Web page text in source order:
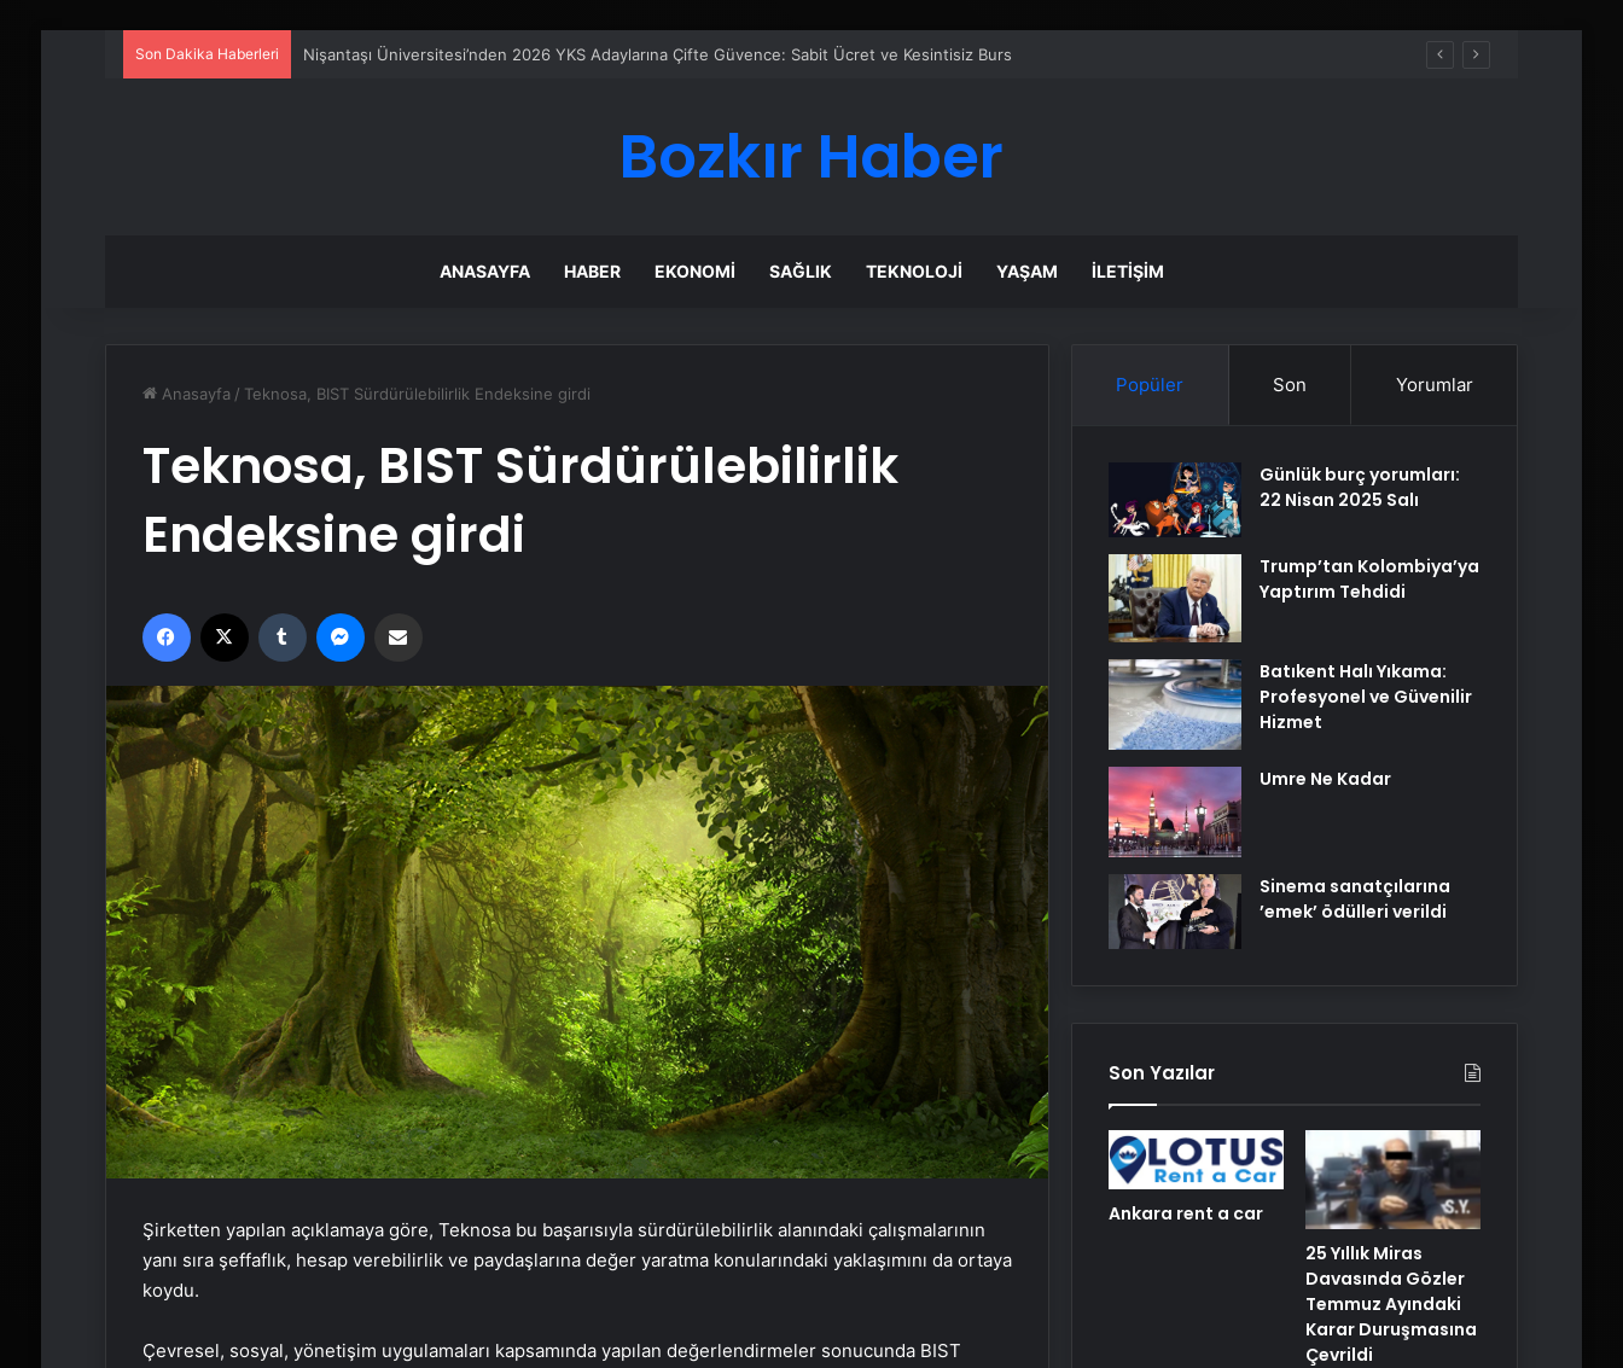
Son Dakika Haberleri Ankara rent a car
Bozkır Haber
ANASAYFA HABER EKONOMI SAĞLIK TEKNOLOJI YAŞAM İLETIŞIM
Anasayfa / Teknosa, BIST Sürdürülebilirlik Endeksine girdi
Teknosa, BIST Sürdürülebilirlik
Endeksine girdi
Facebook Tumblr
Şirketten yapılan açıklamaya göre, Teknosa bu başarısıyla sürdürülebilirlik alanındaki çalışmalarının
yanı sıra şeffaflık, hesap verebilirlik ve paydaşlarına değer yaratma konularındaki yaklaşımını da ortaya
koydu.
Çevresel, sosyal, yönetişim uygulamaları kapsamında yapılan değerlendirmeler sonucunda BIST
Popüler Son Yorumlar
Günlük burç yorumları:
22 Nisan 2025 Salı
Trump’tan Kolombiya’ya
Yaptırım Tehdidi
Batıkent Halı Yıkama:
Profesyonel ve Güvenilir
Hizmet
Umre Ne Kadar
Sinema sanatçılarına
’emek’ ödülleri verildi
Son Yazılar
Ankara rent a car
25 Yıllık Miras
Davasında Gözler
Temmuz Ayındaki
Karar Duruşmasına
Çevrildi